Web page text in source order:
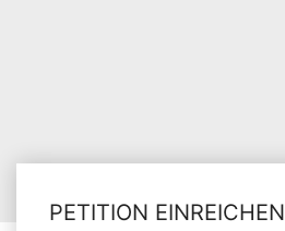
PETITION EINREICHEN